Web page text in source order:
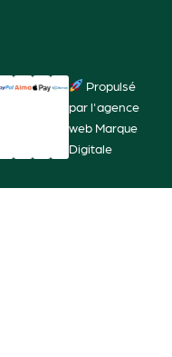
Propulsé
par l'agence
web Marque
Digitale